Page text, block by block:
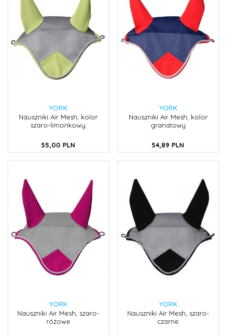
YORK
Nauszniki Air Mesh, kolor
szaro-limonkowy
55,00 PLN
YORK
Nauszniki Air Mesh, kolor
granatowy
54,89 PLN
YORK
Nauszniki Air Mesh, szaro-
różowe
YORK
Nauszniki Air Mesh, szaro-
czarne